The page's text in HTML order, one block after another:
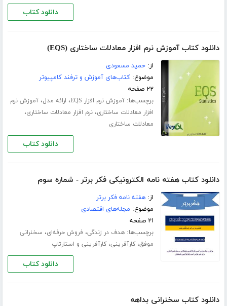
دانلود کتاب
دانلود کتاب آموزش نرم افزار معادلات ساختاری (EQS)
از:حمید مسعودی
موضوع:کتاب‌های آموزش و ترفند کامپیوتر
۲۲ صفحه
برچسب‌ها:آموزش نرم افزار EQS ، ارائه مدل،آموزش نرم
افزار معادلات ساختاری،نرم افزار معادلات ساختاری،
معادلات ساختاری
دانلود کتاب
دانلود کتاب هفته نامه الکترونیکی فکر برتر - شماره سوم
از:هفته نامه فکر برتر
موضوع: مجله‌های اقتصادی
۲۱ صفحه
برچسب‌ها:هدف در زندگی، فروش حرفه‌ای، سخنرانی
موفق،کارآفرینی،کارآفرینی و استارتاپ
دانلود کتاب
دانلود کتاب سخنرانی بداهه